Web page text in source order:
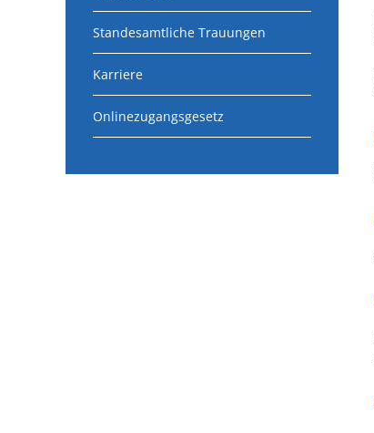
Standesamtliche Trauungen
Karriere
Onlinezugangsgesetz